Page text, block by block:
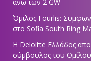
άνω των 2 GW
Όμιλος Fourlis:
στο Sofia South Ring
Η Deloitte Ελλάδος
σύμβουλος του